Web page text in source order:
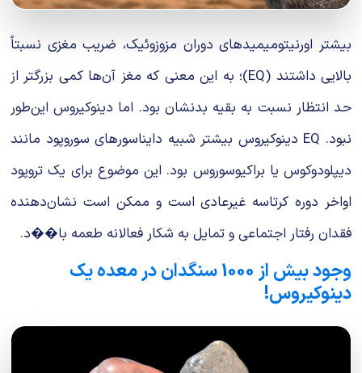
بیشتر اورنیتومیمیدهای دوران مزوزوئیک، ضریب مغزی نسبتاً
بالایی داشتند (EQ)؛ به این معنی که مغز آن‌ها کمی بزرگتر از
حد انتظار نسبت به بقیه بدنشان بود. اما دینوکیروس این‌طور
نبود. EQ دینوکیروس بیشتر شبیه دایناسورهای سوروپود مانند
دیپلودوکوس یا براکیوسوروس بود. این موضوع برای یک تروپود
اواخر دوره کرتاسه غیرعادی است و ممکن است نشان‌دهنده
فقدان رفتار اجتماعی و تمایل به شکار فعالانه طعمه با��د.
وجود بیش از 1000 سنگدان در معده یک
دینوکیروس!